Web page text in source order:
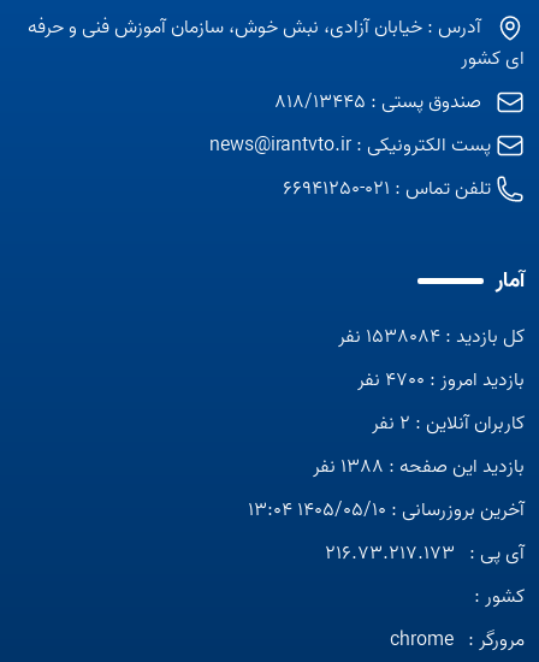
آدرس : خیابان آزادی، نبش خوش، سازمان آموزش فنی و حرفه
ای کشور
صندوق پستی : 818/13445
پست الکترونیکی :news@irantvto.ir
تلفن تماس : 021-66941250
آمار
کل بازدید : 1538084 نفر
بازدید امروز : 4700 نفر
کاربران آنلاین : 2 نفر
بازدید این صفحه : 1388 نفر
آخرین بروزرسانی : 1405/05/10 13:04
آی پی : 216.73.217.173
کشور :
مرورگر : chrome